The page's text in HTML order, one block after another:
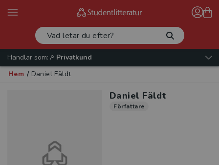
Handlar som:
Privatkund
Hem / Daniel Fäldt
Daniel Fäldt
Författare